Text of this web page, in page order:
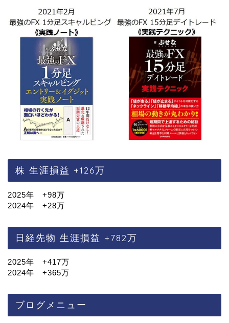
株 生涯損益 +126万
2025年 +98万
2024年 +28万
日経先物 生涯損益 +782万
2025年 +417万
2024年 +365万
ブログメニュー